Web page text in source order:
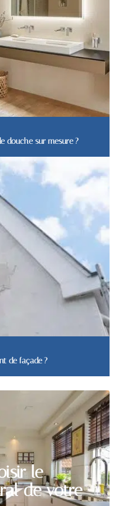
douche sur mesure ?
de façade ?
le
de votre